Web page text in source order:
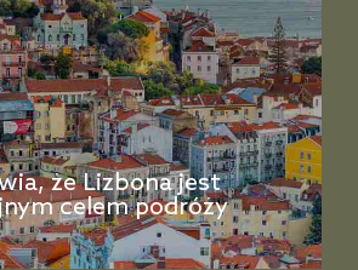
że ​​Lizbona jest
celem podróży